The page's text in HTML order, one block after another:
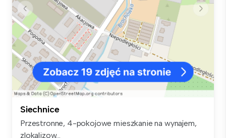
Siechnice
Przestronne, 4-pokojowe mieszkanie na wynajem,
zlokalizow...